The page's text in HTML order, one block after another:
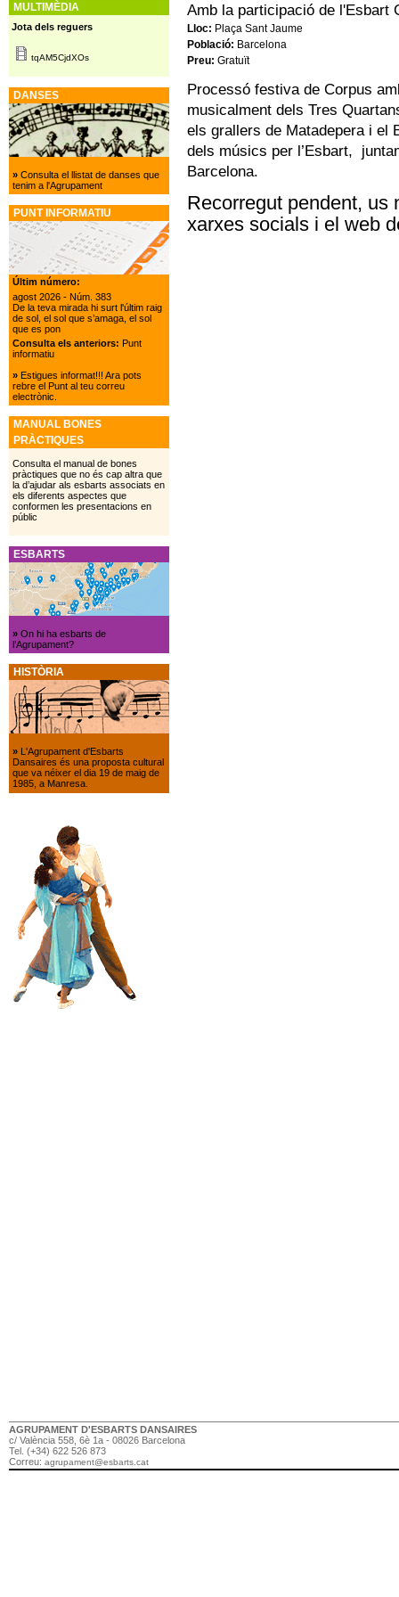
Amb la participació de l'Esbart
Lloc: Plaça Sant Jaume
Població: Barcelona
Preu: Gratuït
Processó festiva de Corpus
musicalment dels Tres
els grallers de Matadepera i el
dels músics per l’Esbart,
Barcelona.
Recorregut pendent, us
xarxes socials i el web
MULTIMÈDIA
Jota dels reguers
tqAM5CjdXOs
DANSES
»Consulta el llistat de danses que
tenim a l'Agrupament
PUNT INFORMATIU
Últim número:
agost 2026 - Núm. 383
De la teva mirada hi surt l'últim raig
de sol, el sol que s’amaga, el sol
que es pon
Consulta els anteriors: Punt
informatiu
»Estigues informat!!! Ara pots
rebre el Punt al teu correu
electrònic.
MANUAL BONES
PRÀCTIQUES
Consulta el manual de bones
pràctiques que no és cap altra que
la d’ajudar als esbarts associats en
els diferents aspectes que
conformen les presentacions en
públic
ESBARTS
»On hi ha esbarts de
l’Agrupament?
HISTÒRIA
» L'Agrupament d'Esbarts
Dansaires és una proposta cultural
que va néixer el dia 19 de maig de
1985, a Manresa.
AGRUPAMENT D'ESBARTS DANSAIRES
c/ València 558, 6è 1a - 08026 Barcelona
Tel. (+34) 622 526 873
Correu: agrupament@esbarts.cat